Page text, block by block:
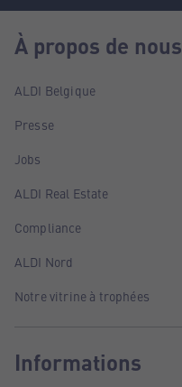
À propos de nous
ALDI Belgique
Presse
Jobs
ALDI Real Estate
Compliance
ALDI Nord
Notre vitrine à trophées
Informations